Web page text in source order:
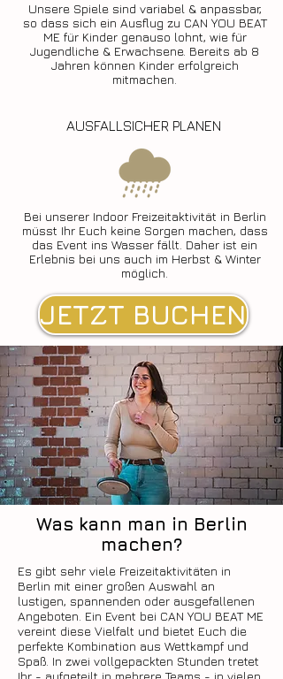
Unsere Spiele sind variabel & anpassbar,
so dass sich ein Ausflug zu CAN YOU BEAT
ME für Kinder genauso lohnt, wie für
Jugendliche & Erwachsene. Bereits ab 8
Jahren können Kinder erfolgreich
mitmachen.
AUSFALLSICHER PLANEN
Bei unserer Indoor Freizeitaktivität in Berlin
müsst Ihr Euch keine Sorgen machen, dass
das Event ins Wasser fällt. Daher ist ein
Erlebnis bei uns auch im Herbst & Winter
möglich.
JETZT BUCHEN
Was kann man in Berlin
machen?
Es gibt sehr viele Freizeitaktivitäten in
Berlin mit einer großen Auswahl an
lustigen, spannenden oder ausgefallenen
Angeboten. Ein Event bei CAN YOU BEAT ME
vereint diese Vielfalt und bietet Euch die
perfekte Kombination aus Wettkampf und
Spaß. In zwei vollgepackten Stunden tretet
Ihr - aufgeteilt in mehrere Teams - in vielen